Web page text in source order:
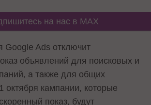
на нас в MAX
Google Ads отключит
объявлений для поисковых и
а также для общих
октября кампании, которые
показ, будут